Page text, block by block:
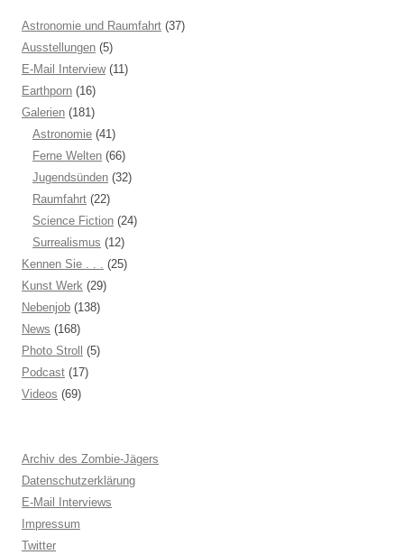
Astronomie und Raumfahrt (37)
Ausstellungen (5)
E-Mail Interview(11)
Earthporn (16)
Galerien (181)
Astronomie (41)
Ferne Welten (66)
Jugendsünden (32)
Raumfahrt (22)
Science Fiction (24)
Surrealismus (12)
Kennen Sie . . . (25)
Kunst Werk (29)
Nebenjob (138)
News (168)
Photo Stroll
(5)
Podcast (17)
Videos (69)
Archiv des Zombie-Jägers
Datenschutzerklärung
E-Mail Interviews
Impressum
Twitter